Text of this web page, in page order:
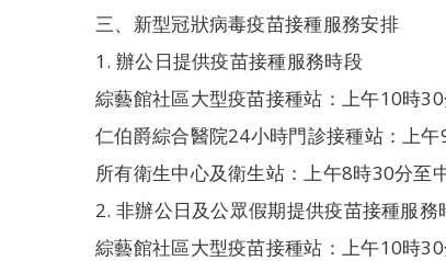
三、新型冠狀病毒疫苗接種服務安排
1. 辦公日提供疫苗接種服務時段
綜藝館社區大型疫苗接種站：上午10時
仁伯爵綜合醫院24小時門診接種站：上
所有衛生中心及衛生站：上午8時30分至
2. 非辦公日及公眾假期提供疫苗接種服務
綜藝館社區大型疫苗接種站：上午10時